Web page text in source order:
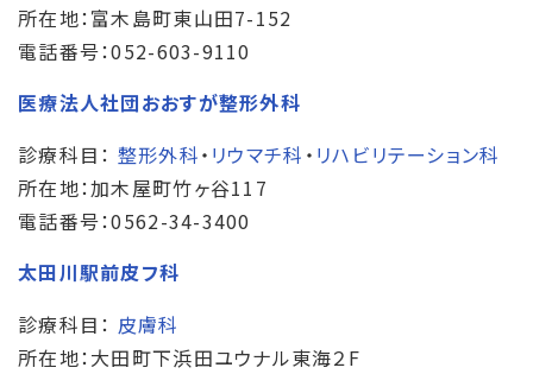
所在地：富木島町東山田7-152
電話番号：052-603-9110
医療法人社団おおすが整形外科
診療科目： 整形外科・ リウマチ科 ・ リハビリテーション科
所在地：加木屋町竹ヶ谷117
電話番号：0562-34-3400
太田川駅前皮フ科
診療科目： 皮膚科
所在地：大田町下浜田ユウナル東海２F